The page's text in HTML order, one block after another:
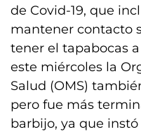
de Covid-19, que
mantener contacto
tener el tapabocas
este miércoles la
Salud (OMS)
pero fue más
barbijo, ya que